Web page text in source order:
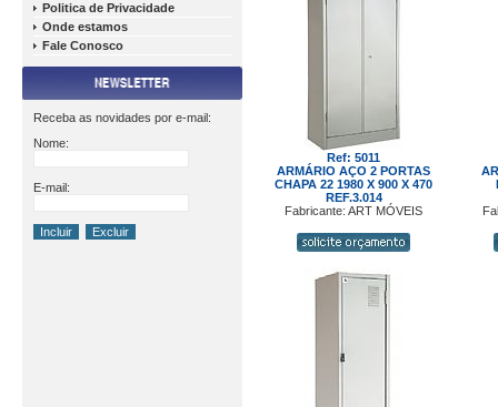
Politica de Privacidade
Onde estamos
Fale Conosco
Receba as novidades por e-mail:
Nome:
E-mail:
Ref: 5011
ARMÁRIO AÇO 2 PORTAS
CHAPA 22 1980 X 900 X 470
REF.3.014
Fabricante: ART MÓVEIS